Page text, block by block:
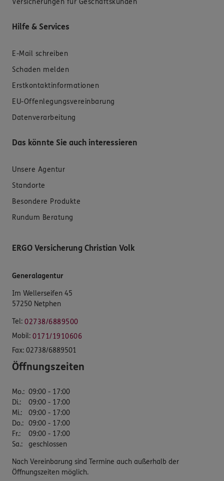
Hilfe & Services
E-Mail schreiben
Schaden melden
Erstkontaktinformationen
EU-Offenlegungsvereinbarung
Datenverarbeitung
Das könnte Sie auch interessieren
Unsere Agentur
Standorte
Besondere Produkte
Rundum Beratung
ERGO Versicherung Christian Volk
Generalagentur
Im Wellerseifen 45
57250 Netphen
Tel: 02738/6889500
Mobil: 0171/1910606
Fax: 02738/6889501
Öffnungszeiten
Mo.: 09:00 - 17:00
Di.:
09:00 - 17:00
Mi.:
09:00 - 17:00
Do.: 09:00 - 17:00
Fr.:
09:00 - 17:00
Sa.: geschlossen
Nach Vereinbarung sind Termine auch außerhalb der
Öffnungszeiten möglich.